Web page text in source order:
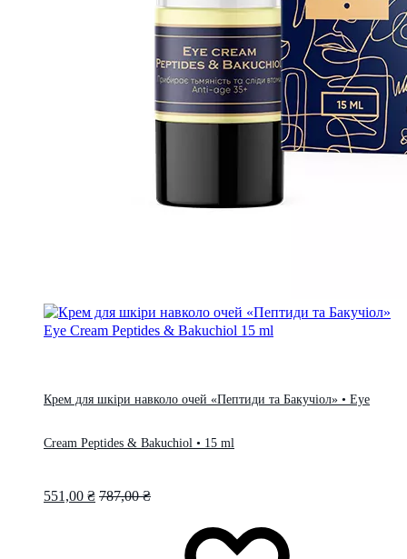
Крем для шкіри навколо очей «Пептиди та Бакучіол» • Eye
Cream Peptides & Bakuchiol • 15 ml
551,00 ₴ 787,00₴